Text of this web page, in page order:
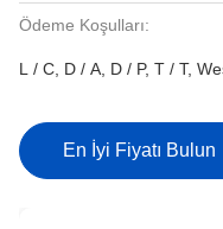
Ödeme Koşulları:
L / C, D / A, D / P, T / T,
En İyi Fiyatı Bulun